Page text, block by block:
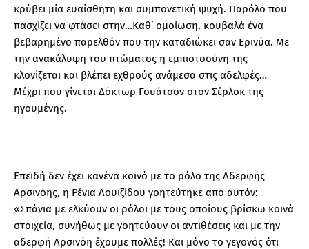
κρύβει μία ευαίσθητη και συμπονετική ψυχή. Παρόλο που
πασχίζει να φτάσει στην…Καθ’ ομοίωση, κουβαλά ένα
βεβαρημένο παρελθόν που την καταδιώκει σαν Ερινύα. Με
την ανακάλυψη του πτώματος η εμπιστοσύνη της
κλονίζεται και βλέπει εχθρούς ανάμεσα στις αδελφές…
Μέχρι που γίνεται Δόκτωρ Γουάτσον στον Σέρλοκ της
ηγουμένης.
Επειδή δεν έχει κανένα κοινό με το ρόλο της Αδερφής
Αρσινόης, η Ρένια Λουιζίδου γοητεύτηκε από αυτόν:
«Σπάνια με ελκύουν οι ρόλοι με τους οποίους βρίσκω κοινά
στοιχεία, συνήθως με γοητεύουν οι αντιθέσεις και με την
αδερφή Αρσινόη έχουμε πολλές! Και μόνο το γεγονός ότι